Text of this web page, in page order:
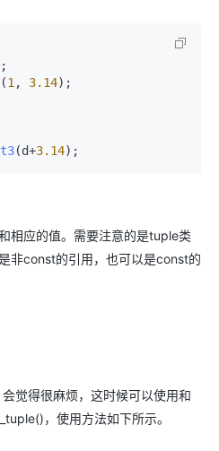
(1 , 3.14) ;
t3(d+3.14) ;
相应的值。需要注意的是tuple类
非const的引用，也可以是const的
觉得很麻烦，这时候可以使用和
，使用方法如下所示。